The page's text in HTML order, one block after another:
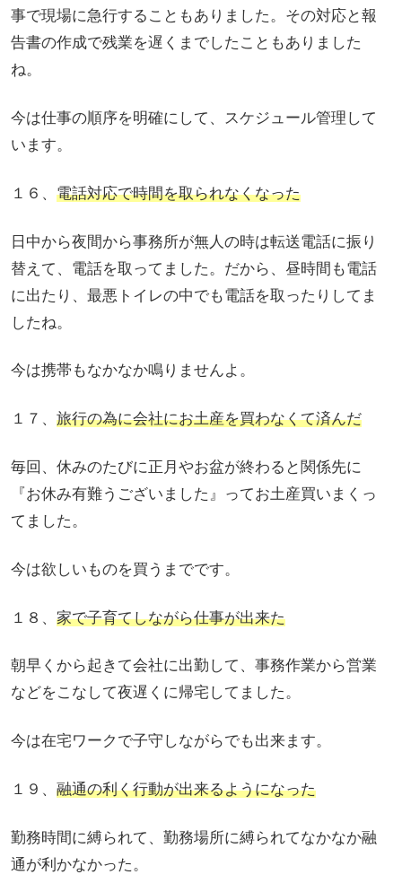
事で現場に急行することもありました。その対応と報
告書の作成で残業を遅くまでしたこともありました
ね。
今は仕事の順序を明確にして、スケジュール管理して
います。
１６、 電話対応で時間を取られなくなった
日中から夜間から事務所が無人の時は転送電話に振り
替えて、電話を取ってました。だから、昼時間も電話
に出たり、最悪トイレの中でも電話を取ったりしてま
したね。
今は携帯もなかなか鳴りませんよ。
１７、 旅行の為に会社にお土産を買わなくて済んだ
毎回、休みのたびに正月やお盆が終わると関係先に
『お休み有難うございました』ってお土産買いまくっ
てました。
今は欲しいものを買うまでです。
１８、 家で子育てしながら仕事が出来た
朝早くから起きて会社に出勤して、事務作業から営業
などをこなして夜遅くに帰宅してました。
今は在宅ワークで子守しながらでも出来ます。
１９、 融通の利く行動が出来るようになった
勤務時間に縛られて、勤務場所に縛られてなかなか融
通が利かなかった。